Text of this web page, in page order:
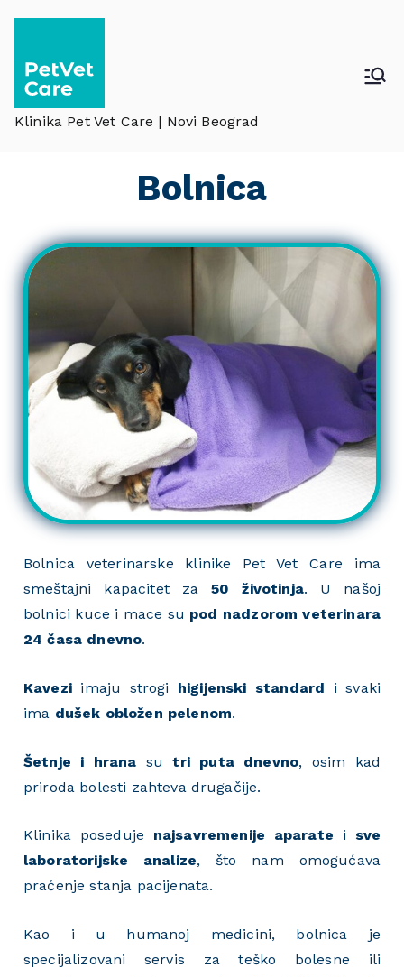
Klinika Pet Vet Care | Novi Beograd
Bolnica
Bolnica veterinarske klinike Pet Vet Care ima
smeštajni kapacitet za50 životinja. U našoj
bolnici kuce i mace su pod nadzorom veterinara
24 časa dnevno.
Kaveziimaju strogi higijenski standard i svaki
ima dušek obložen pelenom.
Šetnje i hrana sutri puta dnevno, osim kad
priroda bolesti zahteva drugačije.
Klinika poseduje najsavremenije aparate i sve
laboratorijske analize, što nam omogućava
praćenje stanja pacijenata.
Kao i u humanoj medicini, bolnica je
specijalizovani servis za teško bolesne ili